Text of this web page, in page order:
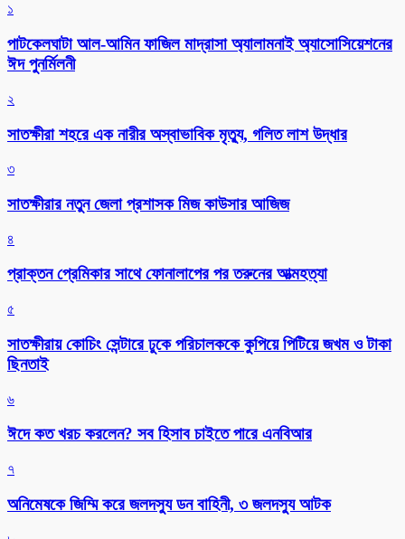
১
পাটকেলঘাটা আল-আমিন ফাজিল মাদ্রাসা অ্যালামনাই অ্যাসোসিয়েশনের
ঈদ পুনর্মিলনী
২
সাতক্ষীরা শহরে এক নারীর অস্বাভাবিক মৃত্যু, গলিত লাশ উদ্ধার
৩
সাতক্ষীরার নতুন জেলা প্রশাসক মিজ কাউসার আজিজ
৪
প্রাক্তন প্রেমিকার সাথে ফোনালাপের পর তরুনের আত্মহত্যা
৫
সাতক্ষীরায় কোচিং সেন্টারে ঢুকে পরিচালককে কুপিয়ে পিটিয়ে জখম ও টাকা
ছিনতাই
৬
ঈদে কত খরচ করলেন? সব হিসাব চাইতে পারে এনবিআর
৭
অনিমেষকে জিম্মি করে জলদস্যু ডন বাহিনী, ৩ জলদস্যু আটক